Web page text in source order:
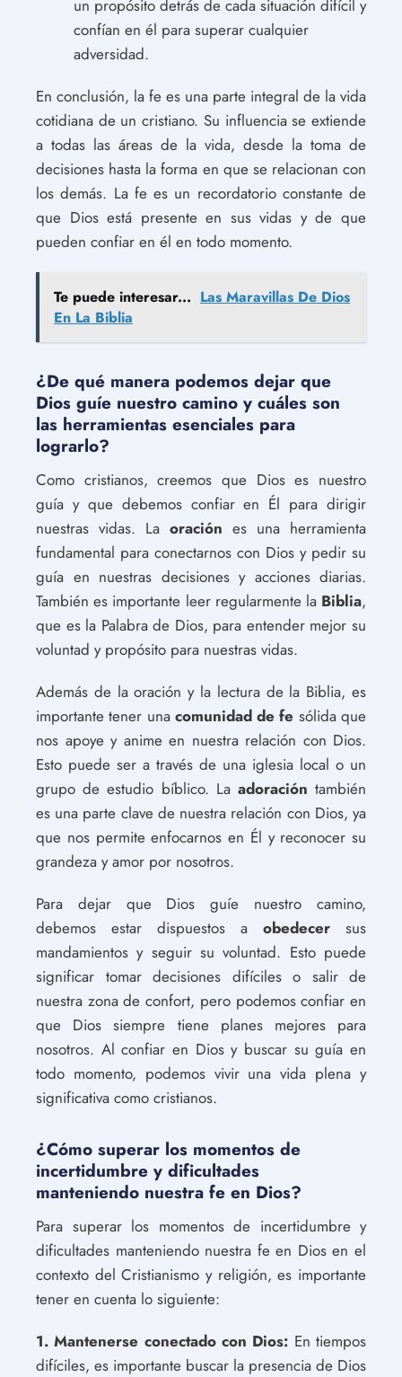
un propósito detrás de cada situación difícil y
confían en él para superar cualquier
adversidad.
En conclusión, la fe es una parte integral de la vida
cotidiana de un cristiano. Su influencia se extiende
a todas las áreas de la vida, desde la toma de
decisiones hasta la forma en que se relacionan con
los demás. La fe es un recordatorio constante de
que Dios está presente en sus vidas y de que
pueden confiar en él en todo momento.
Te puede interesar... Las Maravillas De Dios
En La Biblia
¿De qué manera podemos dejar que
Dios guíe nuestro camino y cuáles son
las herramientas esenciales para
lograrlo?
Como cristianos, creemos que Dios es nuestro
guía y que debemos confiar en Él para dirigir
nuestras vidas. La oración es una herramienta
fundamental para conectarnos con Dios y pedir su
guía en nuestras decisiones y acciones diarias.
También es importante leer regularmente la Biblia,
que es la Palabra de Dios, para entender mejor su
voluntad y propósito para nuestras vidas.
Además de la oración y la lectura de la Biblia, es
importante tener una comunidad de fe sólida que
nos apoye y anime en nuestra relación con Dios.
Esto puede ser a través de una iglesia local o un
grupo de estudio bíblico. La adoración también
es una parte clave de nuestra relación con Dios, ya
que nos permite enfocarnos en Él y reconocer su
grandeza y amor por nosotros.
Para dejar que Dios guíe nuestro camino,
debemos estar dispuestos a obedecer sus
mandamientos y seguir su voluntad. Esto puede
significar tomar decisiones difíciles o salir de
nuestra zona de confort, pero podemos confiar en
que Dios siempre tiene planes mejores para
nosotros. Al confiar en Dios y buscar su guía en
todo momento, podemos vivir una vida plena y
significativa como cristianos.
¿Cómo superar los momentos de
incertidumbre y dificultades
manteniendo nuestra fe en Dios?
Para superar los momentos de incertidumbre y
dificultades manteniendo nuestra fe en Dios en el
contexto del Cristianismo y religión, es importante
tener en cuenta lo siguiente:
1. Mantenerse conectado con Dios: En tiempos
difíciles, es importante buscar la presencia de Dios